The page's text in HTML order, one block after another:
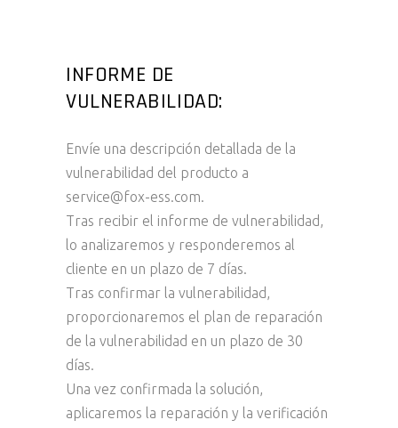
INFORME DE
VULNERABILIDAD:
Envíe una descripción detallada de la
vulnerabilidad del producto a
service@fox-ess.com.
Tras recibir el informe de vulnerabilidad,
lo analizaremos y responderemos al
cliente en un plazo de 7 días.
Tras confirmar la vulnerabilidad,
proporcionaremos el plan de reparación
de la vulnerabilidad en un plazo de 30
días.
Una vez confirmada la solución,
aplicaremos la reparación y la verificación